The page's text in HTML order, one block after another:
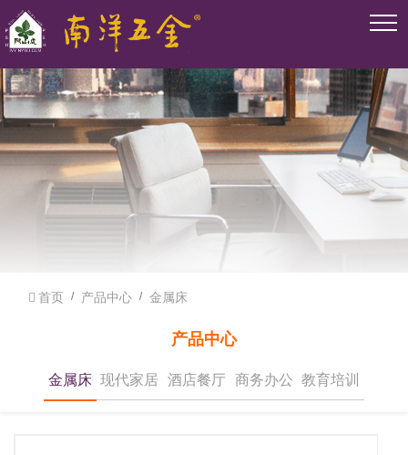
首页 产品中心 金属床
产品中心
金属床 现代家居 酒店餐厅 商务办公 教育培训